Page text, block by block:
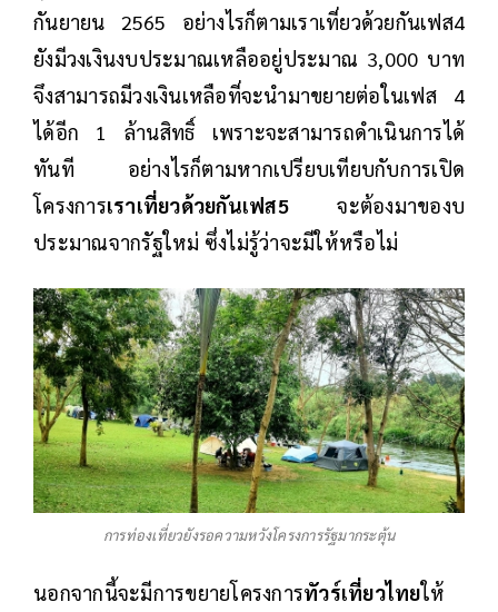
กันยายน 2565 อย่างไรก็ตามเราเที่ยวด้วยกันเฟส4
ยังมีวงเงินงบประมาณเหลืออยู่ประมาณ 3,000 บาท
จึงสามารถมีวงเงินเหลือที่จะนำมาขยายต่อในเฟส 4
ได้อีก 1 ล้านสิทธิ์ เพราะจะสามารถดำเนินการได้
ทันที อย่างไรก็ตามหากเปรียบเทียบกับการเปิด
โครงการเราเที่ยวด้วยกันเฟส5จะต้องมาของบ
ประมาณจากรัฐใหม่ ซึ่งไม่รู้ว่าจะมีให้หรือไม่
การท่องเที่ยวยังรอความหวังโครงการรัฐมากระตุ้น
นอกจากนี้จะมีการขยายโครงการทัวร์เที่ยวไทยให้